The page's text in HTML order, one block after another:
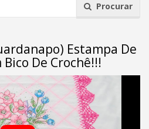
Procurar
Estampa De
Bico De Crochê!!!